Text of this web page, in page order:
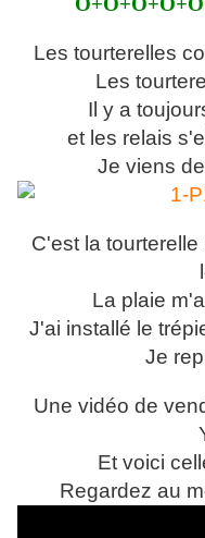
Les tourterelles
Les
Il y a
et les relais
Je viens
C'est la
La plaie
J'ai installé le
Je
Une vidéo de
Et voici
Regardez au